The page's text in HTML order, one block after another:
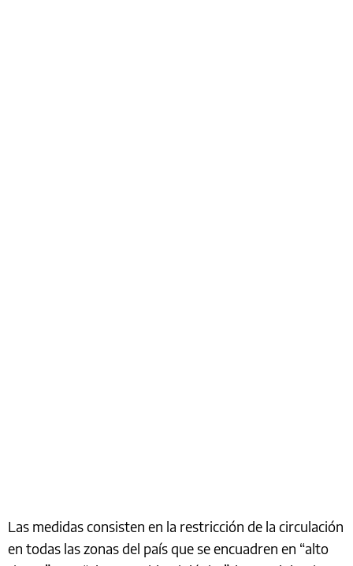
Las medidas consisten en la restricción de la circulación
en todas las zonas del país que se encuadren en “alto